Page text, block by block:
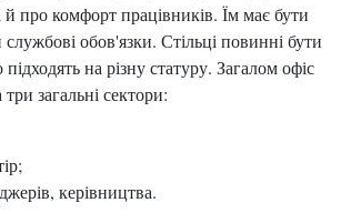
про комфорт працівників. Їм має бути
обов'язки. Стільці повинні бути
на різну статуру. Загалом офіс
загальні сектори:
керівництва.